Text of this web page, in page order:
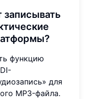
записывать
функцию
для
MP3-файла.